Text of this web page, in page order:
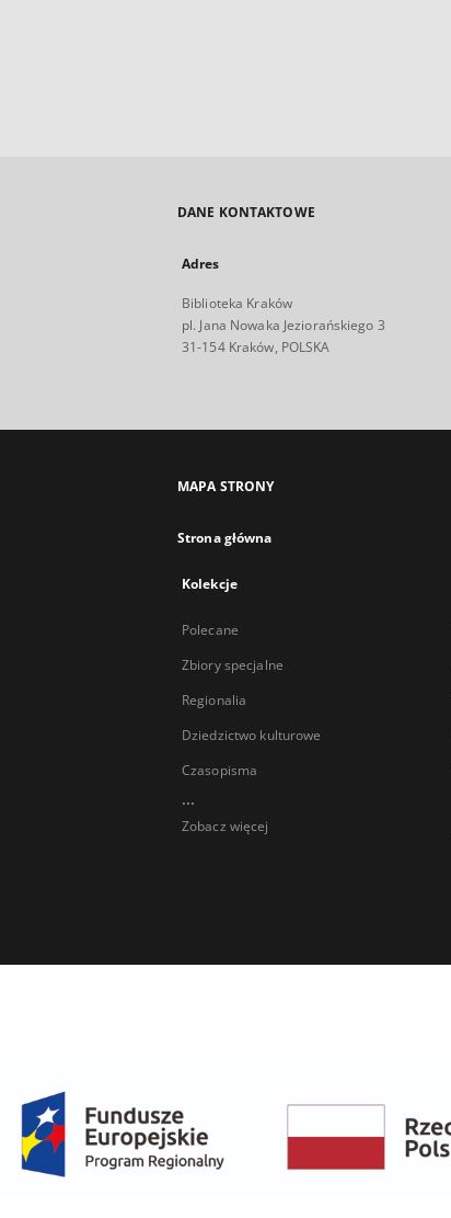
DANE KONTAKTOWE
Adres
Biblioteka Kraków
pl. Jana Nowaka Jeziorańskiego 3
31-154 Kraków, POLSKA
MAPA STRONY
Strona główna
Kolekcje
Polecane
Zbiory specjalne
Regionalia
Dziedzictwo kulturowe
Czasopisma
...
Zobacz więcej